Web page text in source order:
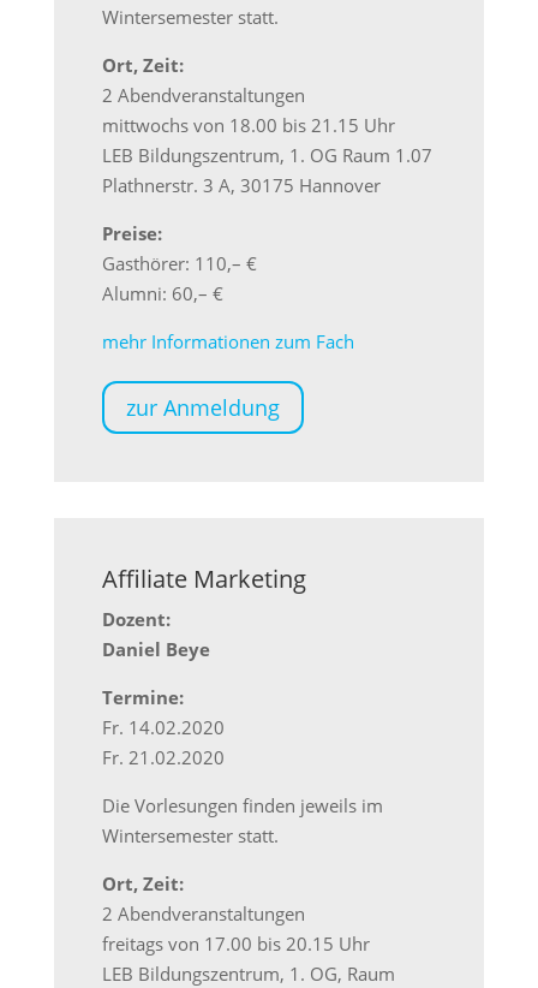
Wintersemester statt.
Ort, Zeit:
2 Abendveranstaltungen
mittwochs von 18.00 bis 21.15 Uhr
LEB Bildungszentrum, 1. OG Raum 1.07
Plathnerstr. 3 A, 30175 Hannover
Preise:
Gasthörer: 110,– €
Alumni: 60,– €
mehr Informationen zum Fach
zur Anmeldung
Affiliate Marketing
Dozent:
Daniel Beye
Termine:
Fr. 14.02.2020
Fr. 21.02.2020
Die Vorlesungen finden jeweils im
Wintersemester statt.
Ort, Zeit:
2 Abendveranstaltungen
freitags von 17.00 bis 20.15 Uhr
LEB Bildungszentrum, 1. OG, Raum